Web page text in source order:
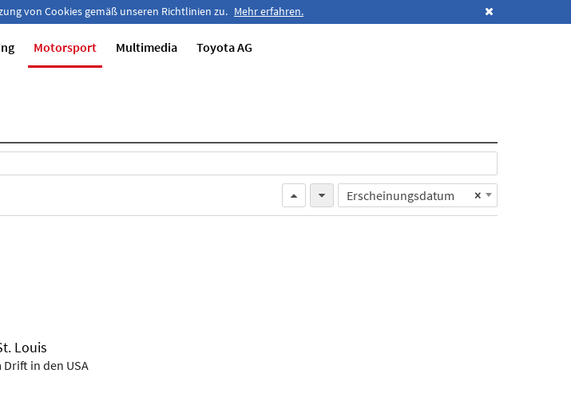
von Cookies gemäß unseren Richtlinien zu. Mehr erfahren.
Motorsport Multimedia Toyota AG
×
Erscheinungsdatum
Louis
in den USA